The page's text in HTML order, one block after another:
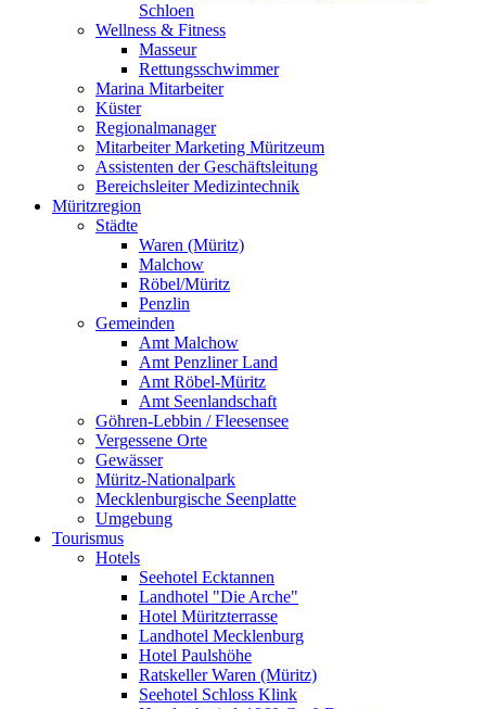
Schloen
Wellness & Fitness
Masseur
Rettungsschwimmer
Marina Mitarbeiter
Küster
Regionalmanager
Mitarbeiter Marketing Müritzeum
Assistenten der Geschäftsleitung
Bereichsleiter Medizintechnik
Müritzregion
Städte
Waren (Müritz)
Malchow
Röbel/Müritz
Penzlin
Gemeinden
Amt Malchow
Amt Penzliner Land
Amt Röbel-Müritz
Amt Seenlandschaft
Göhren-Lebbin / Fleesensee
Vergessene Orte
Gewässer
Müritz-Nationalpark
Mecklenburgische Seenplatte
Umgebung
Tourismus
Hotels
Seehotel Ecktannen
Landhotel "Die Arche"
Hotel Müritzterrasse
Landhotel Mecklenburg
Hotel Paulshöhe
Ratskeller Waren (Müritz)
Seehotel Schloss Klink